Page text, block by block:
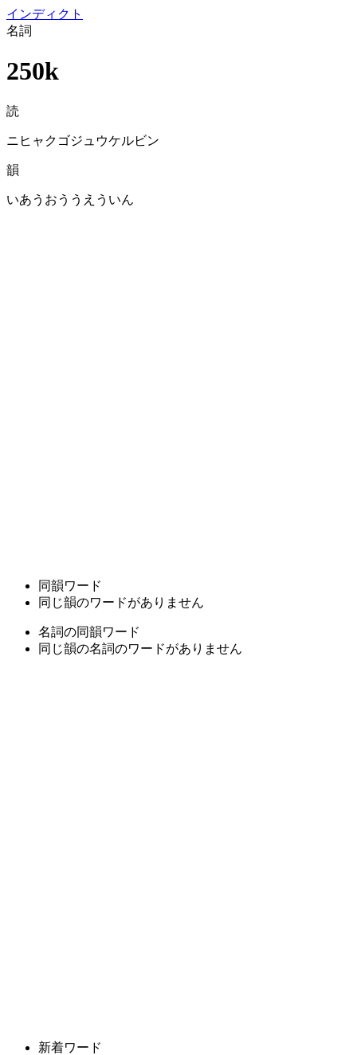
インディクト
名詞
250k
読
ニヒャクゴジュウケルビン
韻
いあうおううえういん
同韻ワード
同じ韻のワードがありません
名詞の同韻ワード
同じ韻の名詞のワードがありません
新着ワード